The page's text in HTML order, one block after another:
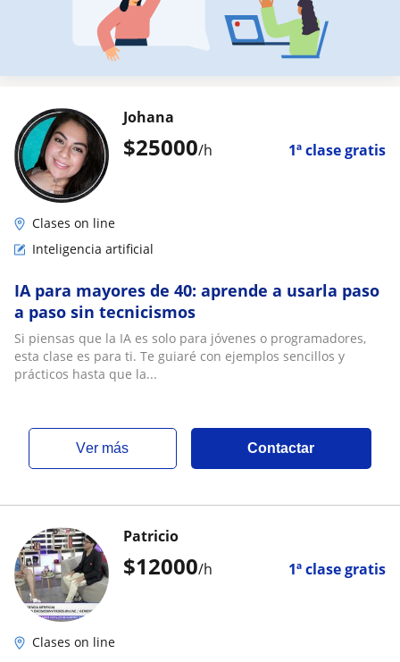
$25000/h 1ª clase gratis
Johana
Clases on line
Inteligencia artificial
IA para mayores de 40: aprende a usarla paso
a paso sin tecnicismos
Si piensas que la IA es solo para jóvenes o programadores,
esta clase es para ti. Te guiaré con ejemplos sencillos y
prácticos hasta que la...
ver más Contactar
$12000/h 1ª clase gratis
Patricio
Clases on line